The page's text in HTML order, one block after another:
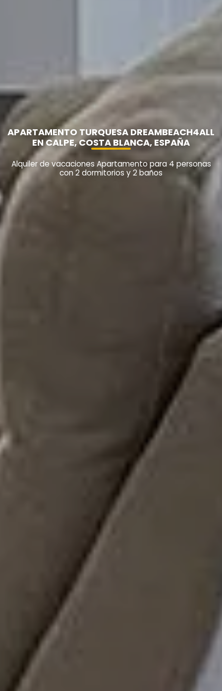
APARTAMENTO TURQUESA DREAMBEACH4ALL
EN CALPE, COSTA BLANCA, ESPAÑA
Alquiler de vacaciones Apartamento para 4 personas
con 2 dormitorios y 2 baños